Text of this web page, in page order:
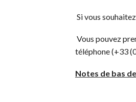
Si vous
Vous pouvez
téléphone (+33
Notes de bas